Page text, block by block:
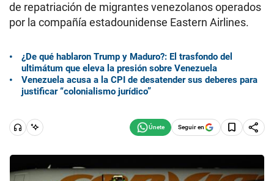
de repatriación de migrantes venezolanos operados
por la compañía estadounidense Eastern Airlines.
¿De qué hablaron Trump y Maduro?: El trasfondo del
ultimátum que eleva la presión sobre Venezuela
Venezuela acusa a la CPI de desatender sus deberes para
justificar “colonialismo jurídico”
Seguir en